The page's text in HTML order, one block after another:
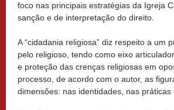
foco nas principais estratégias da Igreja
sanção e de interpretação do direito.
A “cidadania religiosa” diz respeito a um
pelo religioso, tendo como eixo
e proteção das crenças religiosas em
processo, de acordo com o autor, as
dimensões: nas identidades, nas